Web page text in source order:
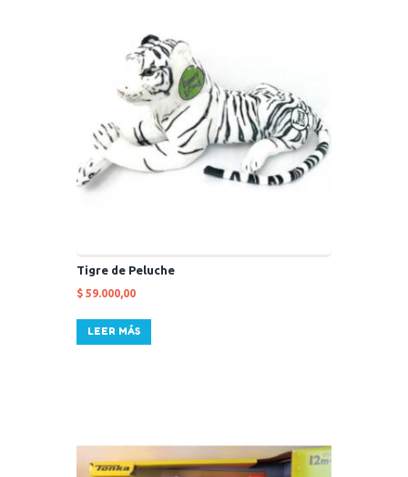
Tigre de Peluche
$ 59.000,00
LEER MÁS